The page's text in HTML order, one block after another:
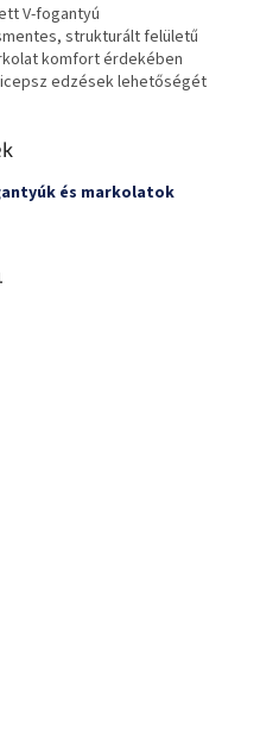
V-fogantyú
strukturált felületű
komfort érdekében
edzések lehetőségét
és markolatok